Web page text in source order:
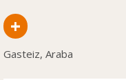
+
Gasteiz, Araba